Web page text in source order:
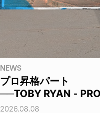
NEWS
プロ昇格パート
──TOBY RYAN -
2026.08.08